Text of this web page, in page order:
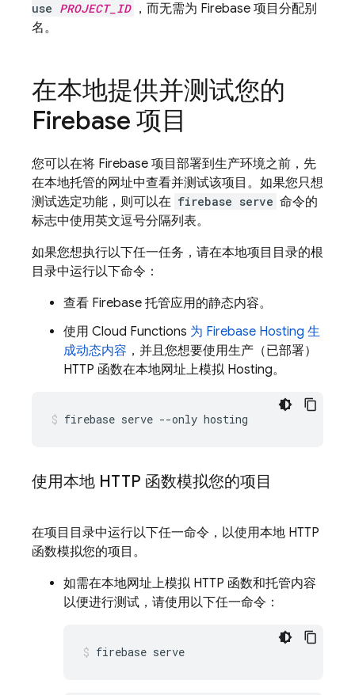
use PROJECT_ID ，而无需为 Firebase 项目分配别
名。
在本地提供并测试您的
Firebase 项目
您可以在将 Firebase 项目部署到生产环境之前，先
在本地托管的网址中查看并测试该项目。如果您只想
测试选定功能，则可以在 firebase serve 命令的
标志中使用英文逗号分隔列表。
如果您想执行以下任一任务，请在本地项目目录的根
目录中运行以下命令：
查看 Firebase 托管应用的静态内容。
使用 Cloud Functions 为 Firebase Hosting 生
成动态内容 ，并且您想要使用生产（已部署）
HTTP 函数在本地网址上模拟 Hosting。
firebase serve --only hosting
使用本地 HTTP 函数模拟您的项目
在项目目录中运行以下任一命令，以使用本地 HTTP
函数模拟您的项目。
如需在本地网址上模拟 HTTP 函数和托管内容
以便进行测试，请使用以下任一命令：
firebase serve